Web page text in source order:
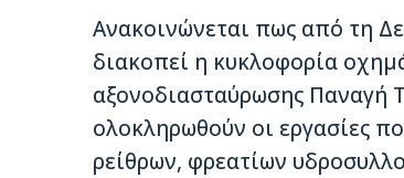
Ανακοινώνεται πως από τη
διακοπεί η κυκλοφορία
αξονοδιασταύρωσης Παναγή
ολοκληρωθούν οι εργασίες
ρείθρων, φρεατίων